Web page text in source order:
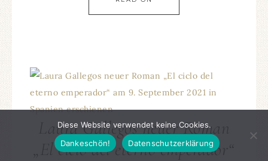
Laura Gallegos neuer Roman
„El ciclo del eterno emperador“
Diese Website verwendet keine Cookies.
Dankeschön!
Datenschutzerklärung